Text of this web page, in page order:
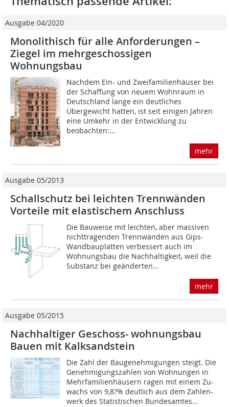
Ausgabe 04/2020
Monolithisch für alle Anforderungen –
Ziegel im mehrgeschossigen
Wohnungsbau
Nachdem Ein- und Zweifamilienhäuser bei
der Schaffung von neuem Wohnraum in
Deutschland lange ein deutliches
Übergewicht hatten, ist seit einigen Jahren
eine Umkehr in der Entwicklung zu
beobachten:...
mehr
Ausgabe 05/2013
Schallschutz bei leichten Trennwänden
Vorteile mit elastischem Anschluss
Die Bauweise mit leichten, aber massiven
nichttragenden Trennwänden aus Gips-
Wand­bauplatten verbessert auch im
Wohnungsbau die Nachhaltigkeit, weil die
Substanz bei geänderten...
mehr
Ausgabe 05/2015
Nachhaltiger Geschoss- wohnungsbau
Bauen mit Kalksandstein
Die Zahl der Baugenehmigungen steigt. Die
Geneh­migungszahlen von Wohnungen in
Mehr­familienhäusern ragen mit einem Zu-
wachs von 9,8?% deutlich aus dem Zahlen-
werk des Statistischen Bundesamtes...